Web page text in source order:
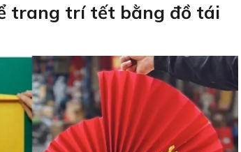
trang trí tết bằng đồ tái